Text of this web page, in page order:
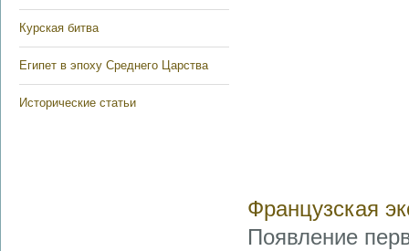
Курская битва
Египет в эпоху Среднего Царства
Исторические статьи
Французская
Появление